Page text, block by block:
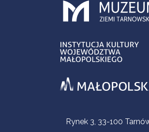
Informacje kontaktowe
Rynek 3, 33-100